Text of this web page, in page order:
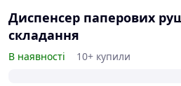
Диспенсер паперових
складання
В наявності 10+ купили